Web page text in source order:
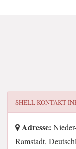
SHELLKONTAKT
Adresse:
Ramstadt,